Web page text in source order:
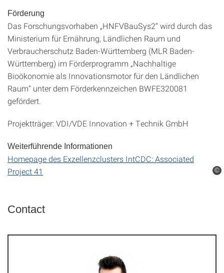
©
Förderung
Das Forschungsvorhaben „HNFVBauSys2“ wird durch das
Ministerium für Ernährung, Ländlichen Raum und
Verbraucherschutz Baden-Württemberg (MLR Baden-
Württemberg) im Förderprogramm „Nachhaltige
Bioökonomie als Innovationsmotor für den Ländlichen
Raum“ unter dem Förderkennzeichen BWFE320081
gefördert.
Projektträger: VDI/VDE Innovation + Technik GmbH
Weiterführende Informationen
Homepage des Exzellenzclusters IntCDC: Associated
Project 41
Contact